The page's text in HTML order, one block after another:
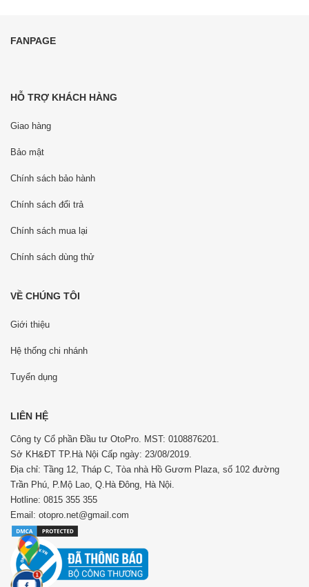
FANPAGE
HỖ TRỢ KHÁCH HÀNG
Giao hàng
Bảo mật
Chính sách bảo hành
Chính sách đổi trả
Chính sách mua lại
Chính sách dùng thử
VỀ CHÚNG TÔI
Giới thiệu
Hệ thống chi nhánh
Tuyển dụng
LIÊN HỆ
Công ty Cổ phần Đầu tư OtoPro. MST: 0108876201.
Sở KH&ĐT TP.Hà Nội Cấp ngày: 23/08/2019.
Địa chỉ: Tầng 12, Tháp C, Tòa nhà Hồ Gươm Plaza, số 102 đường
Trần Phú, P.Mộ Lao, Q.Hà Đông, Hà Nội.
Hotline: 0815 355 355
Email: otopro.net@gmail.com